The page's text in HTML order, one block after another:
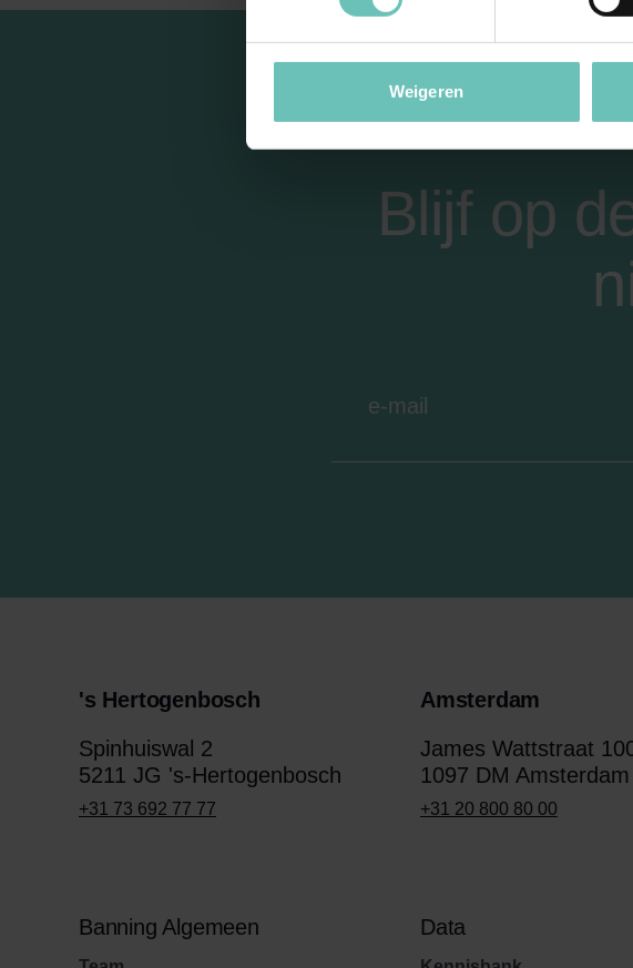
Weigeren
Blijf op
's Hertogenbosch
Spinhuiswal 2
5211 JG 's-Hertogenbosch
+31 73 692 77 77
Amsterdam
James Wattstraat
1097 DM Amsterdam
+31 20 800 80 00
Banning Algemeen Data